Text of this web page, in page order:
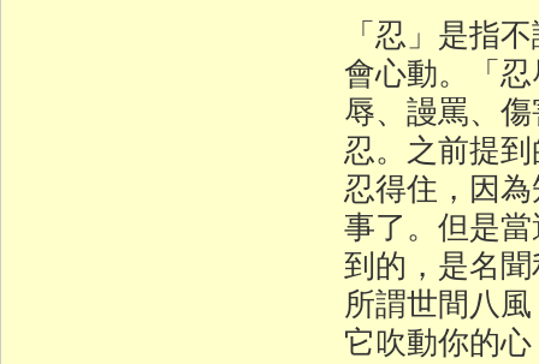
「忍」是指
會心動。「
辱、謾罵、
忍。之前提
忍得住，因
事了。但是
到的，是名
所謂世間八
它吹動你的